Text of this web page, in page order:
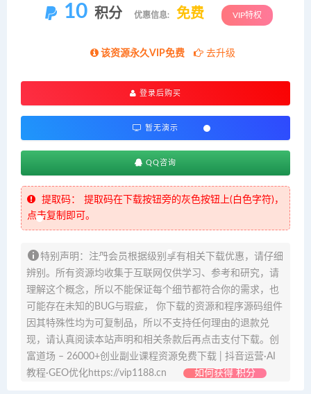
10 积分 优惠信息: 免费 VIP特权
该资源永久VIP免费 去升级
登录后购买
暂无演示
QQ咨询
提取码：
提取码在下载按钮旁的灰色按钮上(白色字符)，
点击复制即可。
特别声明：注册会员根据级别享有相关下载优惠，请仔细
辨别。所有资源均收集于互联网仅供学习、参考和研究，请
理解这个概念，所以不能保证每个细节都符合你的需求，也
可能存在未知的BUG与瑕疵， 你下载的资源和程序源码组件
因其特殊性均为可复制品，所以不支持任何理由的退款兑
现，请认真阅读本站声明和相关条款后再点击支付下载。创
富道场 – 26000+创业副业课程资源免费下载 | 抖音运营·AI
教程·GEO优化https://vip1188.cn
如何获得 积分